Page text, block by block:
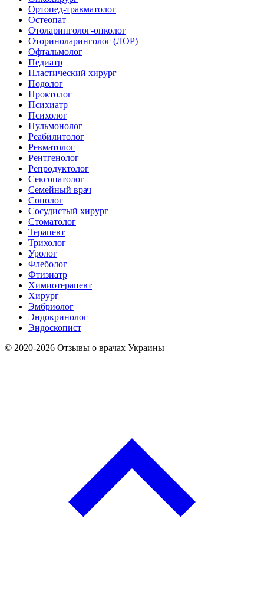
Ортопед-травматолог
Остеопат
Отоларинголог-онколог
Оториноларинголог (ЛОР)
Офтальмолог
Педиатр
Пластический хирург
Подолог
Проктолог
Психиатр
Психолог
Пульмонолог
Реабилитолог
Ревматолог
Рентгенолог
Репродуктолог
Сексопатолог
Семейный врач
Сонолог
Сосудистый хирург
Стоматолог
Терапевт
Трихолог
Уролог
Флеболог
Фтизиатр
Химиотерапевт
Хирург
Эмбриолог
Эндокринолог
Эндоскопист
© 2020-2026 Отзывы о врачах Украины